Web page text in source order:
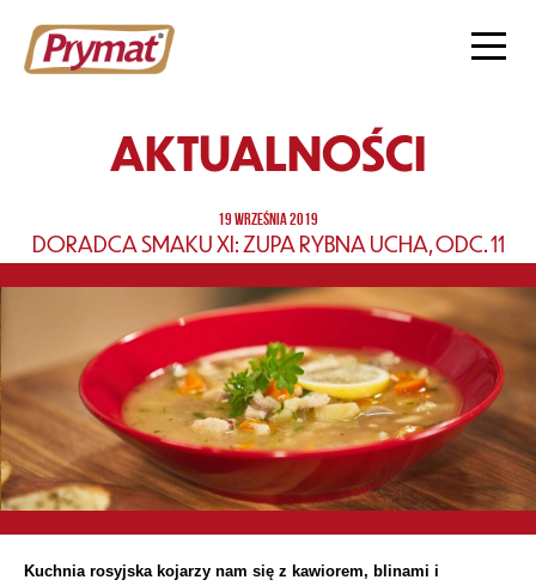
AKTUALNOŚCI
19 WRZEŚNIA 2019
DORADCA SMAKU XI: ZUPA RYBNA UCHA, ODC. 11
Kuchnia rosyjska kojarzy nam się z kawiorem, blinami i